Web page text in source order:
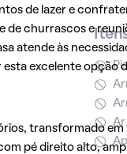
de lazer e
churrascos e
atende às
excelente opção
transformado
pé direito alto,
Ar